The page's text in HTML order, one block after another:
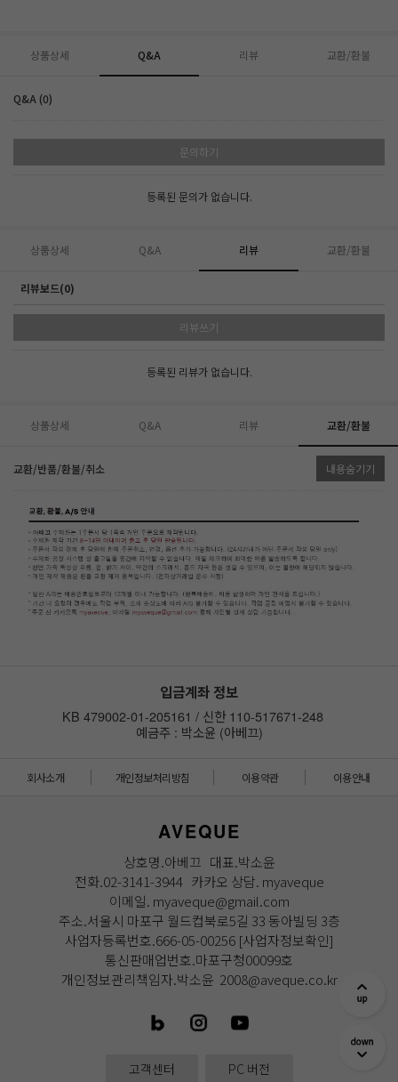
상품상세 Q&A 리뷰 교환/환불
Q&A (0)
문의하기
등록된 문의가 없습니다.
상품상세 Q&A 리뷰 교환/환불
리뷰보드(0)
리뷰쓰기
등록된 리뷰가 없습니다.
상품상세 Q&A 리뷰 교환/환불
교환/반품/환불/취소 내용숨기기
입금계좌 정보
KB 479002-01-205161 / 신한 110-517671-248
예금주 : 박소윤 (아베끄)
회사소개 개인정보처리방침 이용약관 이용안내
AVEQUE
상호명.아베끄 대표.박소윤
전화.02-3141-3944 카카오 상담. myaveque
이메일. myaveque@gmail.com
주소.서울시 마포구 월드컵북로5길 33 동아빌딩 3층
사업자등록번호.666-05-00256 [사업자정보확인]
통신판매업번호.마포구청00099호
개인정보관리책임자.박소윤 2008@aveque.co.kr
고객센터 PC 버전